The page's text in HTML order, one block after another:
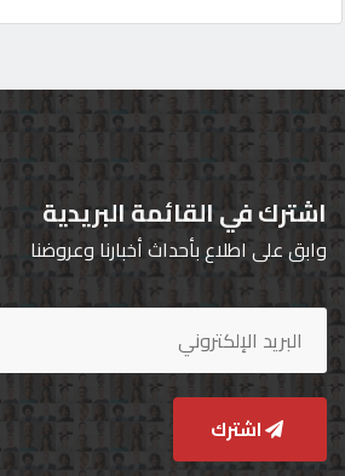
اشترك في القائمة البريدية
وابق على اطلاع بأحداث أخبارنا وعروضنا
اشترك